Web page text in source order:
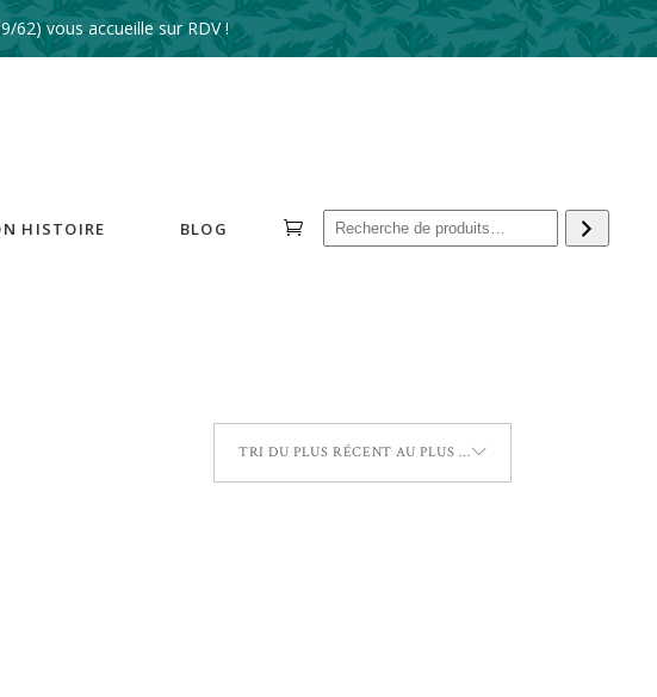
62) vous accueille sur RDV !
HISTOIRE BLOG
TRI DU PLUS RÉCENT AU PLUS ANCIEN